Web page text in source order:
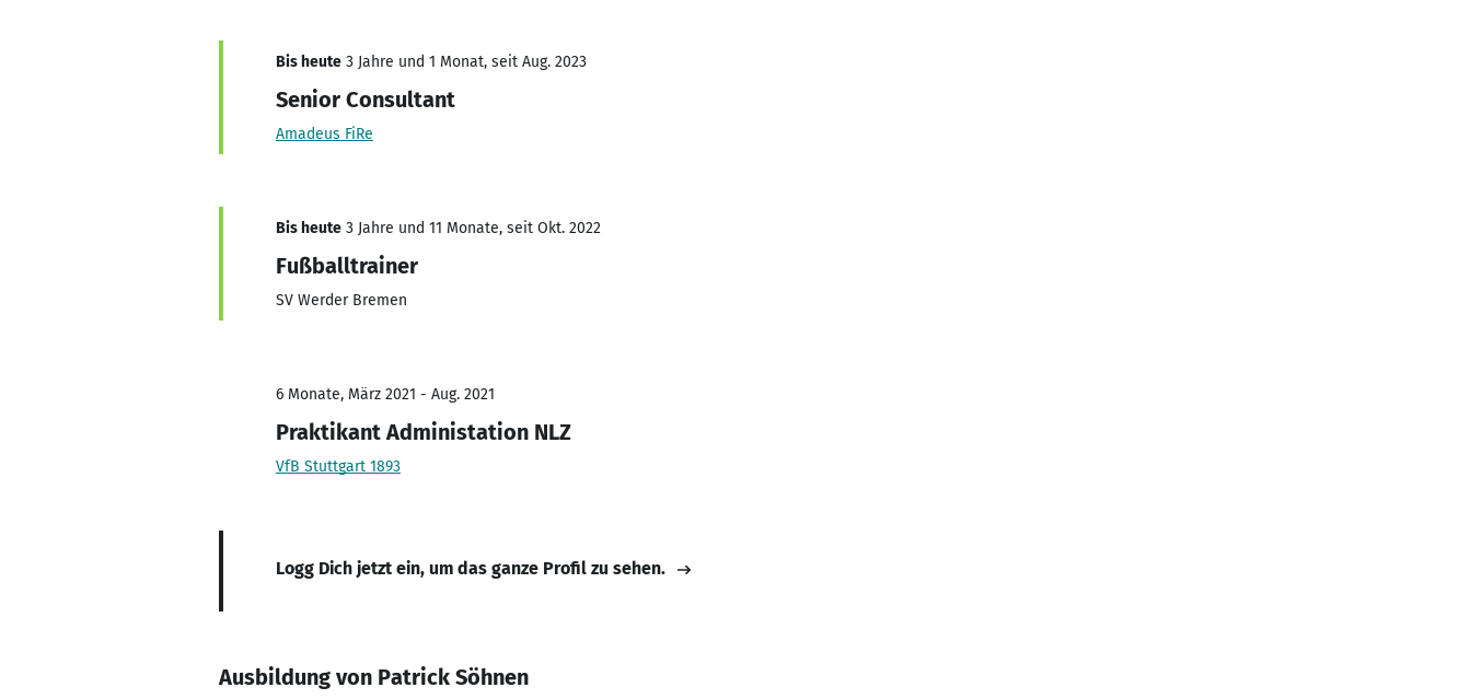
Bis heute 3 Jahre und 1 Monat, seit Aug. 2023
Senior Consultant
Amadeus FiRe
Bis heute 3 Jahre und 11 Monate, seit Okt. 2022
Fußballtrainer
SV Werder Bremen
6 Monate, März 2021 - Aug. 2021
Praktikant Administation NLZ
VfB Stuttgart 1893
Logg Dich jetzt ein, um das ganze Profil zu sehen.
Ausbildung von Patrick Söhnen